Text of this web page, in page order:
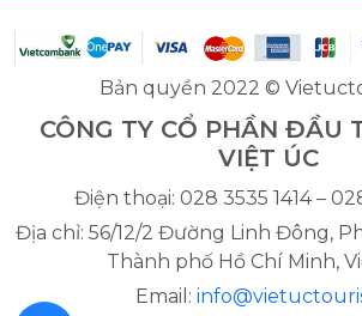
Bản quyền 2022 ©
CÔNG TY CỔ PHẦN ĐẦU
VIỆT ÚC
Điện thoại: 028 3535 1414 –
Địa chỉ: 56/12/2 Đường Linh Đông,
Thành phố Hồ Chí Minh,
Email: